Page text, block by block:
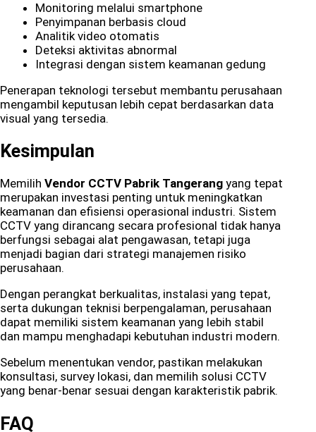
Monitoring melalui smartphone
Penyimpanan berbasis cloud
Analitik video otomatis
Deteksi aktivitas abnormal
Integrasi dengan sistem keamanan gedung
Penerapan teknologi tersebut membantu perusahaan
mengambil keputusan lebih cepat berdasarkan data
visual yang tersedia.
Kesimpulan
Memilih Vendor CCTV Pabrik Tangerang yang tepat
merupakan investasi penting untuk meningkatkan
keamanan dan efisiensi operasional industri. Sistem
CCTV yang dirancang secara profesional tidak hanya
berfungsi sebagai alat pengawasan, tetapi juga
menjadi bagian dari strategi manajemen risiko
perusahaan.
Dengan perangkat berkualitas, instalasi yang tepat,
serta dukungan teknisi berpengalaman, perusahaan
dapat memiliki sistem keamanan yang lebih stabil
dan mampu menghadapi kebutuhan industri modern.
Sebelum menentukan vendor, pastikan melakukan
konsultasi, survey lokasi, dan memilih solusi CCTV
yang benar-benar sesuai dengan karakteristik pabrik.
FAQ